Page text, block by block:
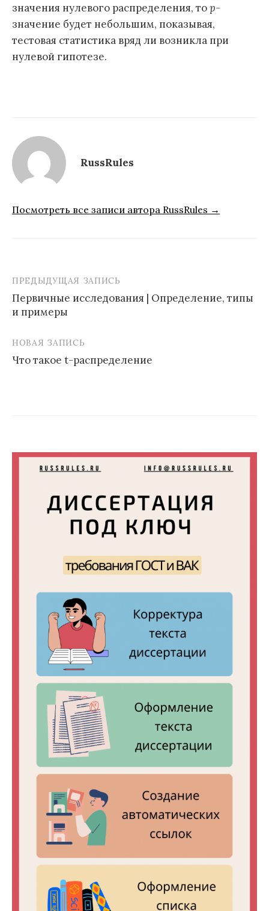
значения нулевого распределения, тоp-
значение будет небольшим, показывая,
тестовая статистика вряд ли возникла при
нулевой гипотезе.
RussRules
Посмотреть все записи автора RussRules →
Навигация
по
ПРЕДЫДУЩАЯ ЗАПИСЬ
Первичные исследования | Определение, типы
и примеры
НОВАЯ ЗАПИСЬ
Что такое t-распределение